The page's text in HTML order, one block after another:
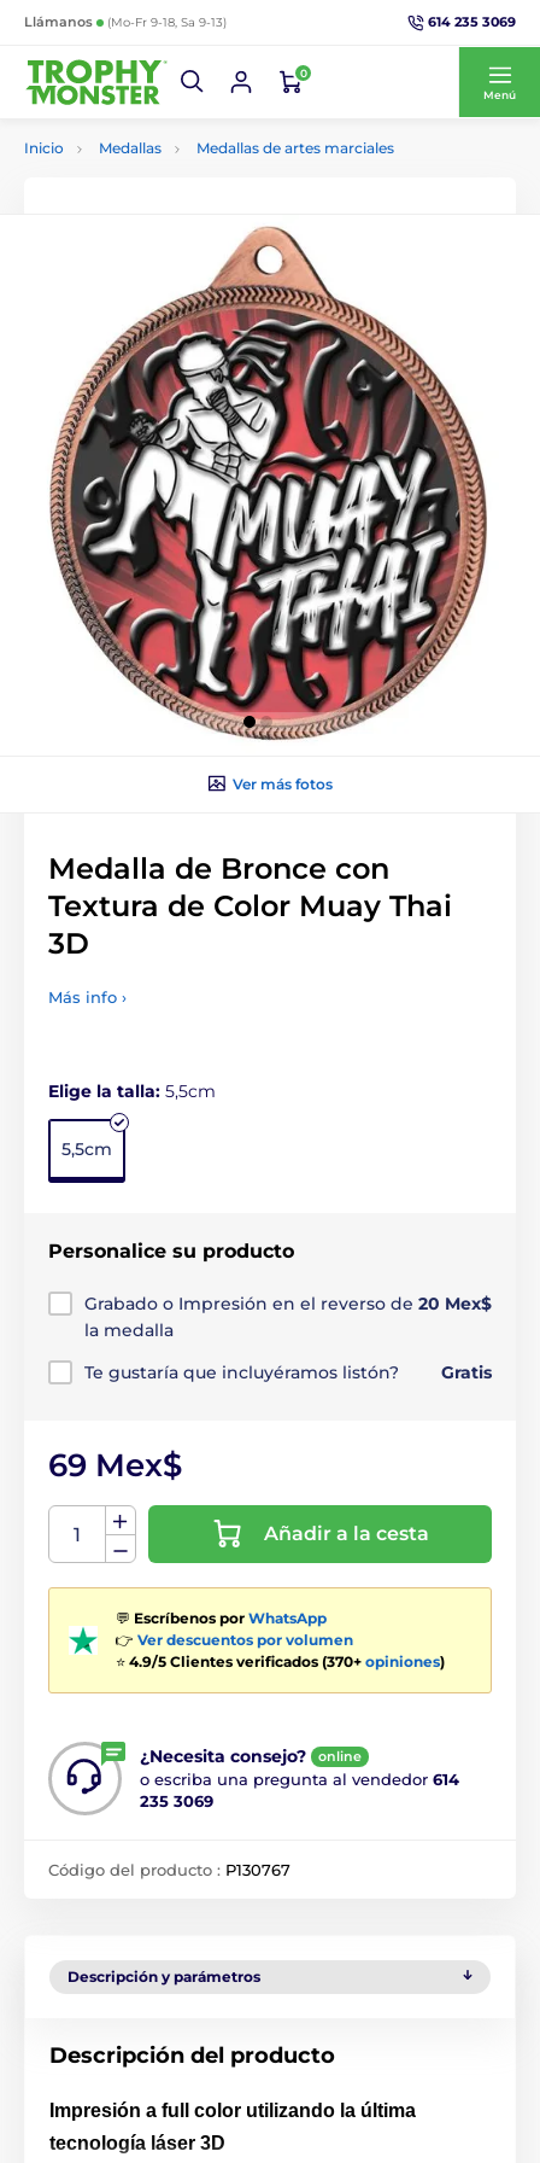
Llámanos (Mo-Fr 9-18, Sa 9-13) 614 235 3069
0
Menú
Inicio Medallas Medallas de artes marciales
Ver más fotos
Medalla de Bronce con
Textura de Color Muay Thai
3D
Más info ›
Elige la talla: 5,5cm
5,5cm
Personalice su producto
Grabado o Impresión en el reverso de
la medalla
20 Mex$
Te gustaría que incluyéramos listón? Gratis
69 Mex$
Añadir a la cesta
💬 Escríbenos por WhatsApp
👉 Ver descuentos por volumen
⭐ 4.9/5 Clientes verificados (370+ opiniones)
¿Necesita consejo? online
o escriba una pregunta al vendedor 614
235 3069
Código del producto : P130767
Descripción y parámetros
Descripción del producto
Impresión a full color utilizando la última
tecnología láser 3D